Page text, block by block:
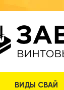
ВИДЫ СВАЙ